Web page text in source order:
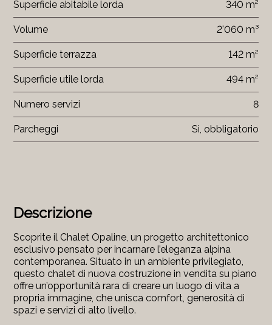
Descrizione
Scoprite il Chalet Opaline, un progetto architettonico
esclusivo pensato per incarnare l’eleganza alpina
contemporanea. Situato in un ambiente privilegiato,
questo chalet di nuova costruzione in vendita su piano
offre un’opportunità rara di creare un luogo di vita a
propria immagine, che unisca comfort, generosità di
spazi e servizi di alto livello.
Superficie abitabile lorda 340 m²
Volume 2'060 m³
Superficie terrazza 142 m²
Superficie utile lorda 494 m²
Numero servizi 8
Parcheggi Sì, obbligatorio